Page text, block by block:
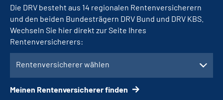
Die DRV besteht aus 14 regionalen Rentenversicherern
und den beiden Bundesträgern DRV Bund und DRV KBS.
Wechseln Sie hier direkt zur Seite Ihres
Rentenversicherers:
Rentenversicherer wählen
Meinen Rentenversicherer finden